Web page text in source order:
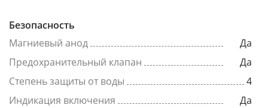
Безопасность
Магниевый анод
Да
Предохранительный клапан
Да
Степень защиты от воды
4
Индикация включения
Да